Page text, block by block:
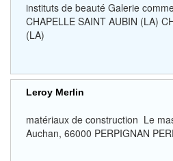
instituts de beauté Galerie
CHAPELLE SAINT AUBIN (LA)
(LA)
Leroy Merlin
matériaux de construction Le
Auchan, 66000 PERPIGNAN